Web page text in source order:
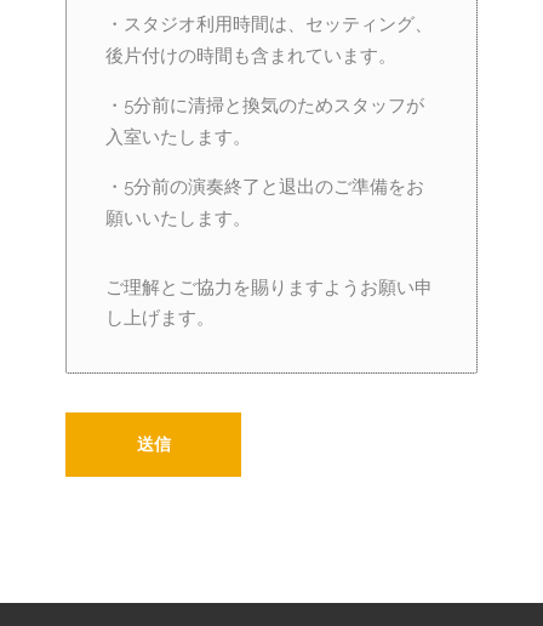
・スタジオ利用時間は、セッティング、
後片付けの時間も含まれています。
・5分前に清掃と換気のためスタッフが
入室いたします。
・5分前の演奏終了と退出のご準備をお
願いいたします。
ご理解とご協力を賜りますようお願い申
し上げます。